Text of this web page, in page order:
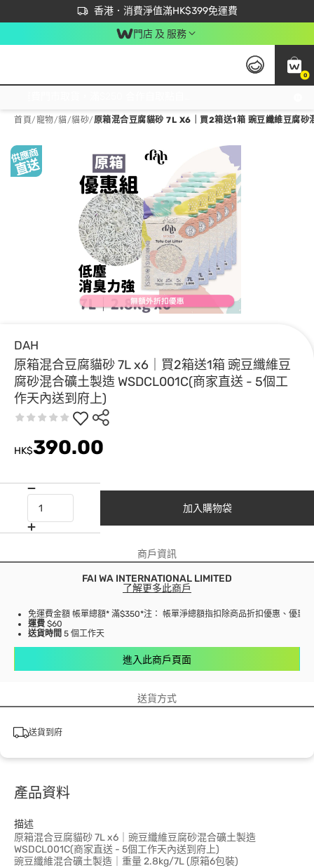
香港．消費淨值滿HK$399免運費
立即成為易賞錢會員盡享獨家優惠
首次APP下單買滿$450 輸入 NEWAPP 即減$50
門店 及 服務
0
首頁/寵物/貓/貓砂/原箱混合豆腐貓砂 7L X6｜買2箱送1箱 豌豆纖維豆腐
DAH
原箱混合豆腐貓砂 7L x6｜買2箱送1箱 豌豆纖維豆
腐砂混合礦土製造 WSDCL001C(商家直送 - 5個工
作天內送到府上)
HK$390.00
加入購物袋
商戶資訊
FAI WA INTERNATIONAL LIMITED
了解更多此商戶
免運費金額 帳單總額* 滿$350*注： 帳單淨總額指扣除商品折扣優惠、優惠
運費 $60
送貨時間 5 個工作天
進入此商戶頁面
送貨方式
送貨到府
產品資料
描述
原箱混合豆腐貓砂 7L x6｜豌豆纖維豆腐砂混合礦土製造
WSDCL001C(商家直送 - 5個工作天內送到府上)
豌豆纖維混合礦土製造｜重量 2.8kg/7L (原箱6包裝)